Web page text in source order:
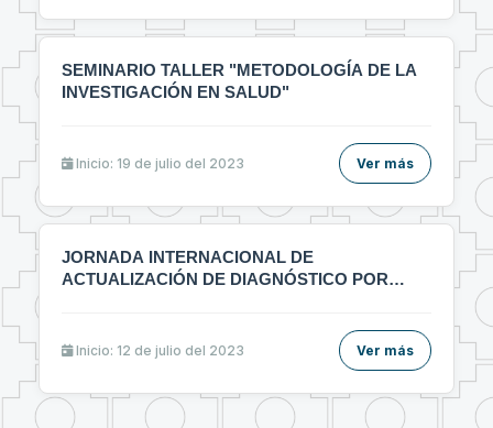
SEMINARIO TALLER "METODOLOGÍA DE LA
INVESTIGACIÓN EN SALUD"
Inicio: 19 de julio del 2023 Ver más
JORNADA INTERNACIONAL DE
ACTUALIZACIÓN DE DIAGNÓSTICO POR
Inicio: 12 de julio del 2023 Ver más